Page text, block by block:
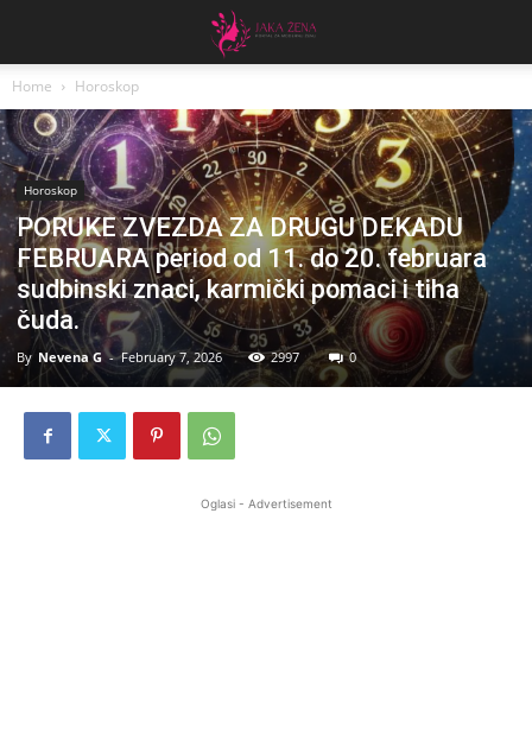
Home Horoskop
Horoskop
PORUKE ZVEZDA ZA DRUGU DEKADU
FEBRUARA period od 11. do 20. februara
sudbinski znaci, karmički pomaci i tiha
čuda.
By Nevena G - February 7, 2026 2997 0
Oglasi - Advertisement